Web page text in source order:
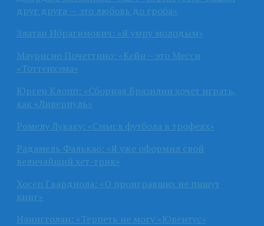
друг друга — это любовь до гроба»
Златан Ибрагимович: «Я умру молодым»
Маурисио Почеттино: «Кейн – это Месси
«Тоттенхэма»
Юрген Клопп: «Сборная Бразилии хочет играть,
как «Ливерпуль»
Ромелу Лукаку: «Смысл футбола в трофеях»
Радамель Фалькао: «Я уже оформил свой
величайший хет-трик»
Хосеп Гвардиола: «О проигравших не пишут
книг»
Наингголан: «Терпеть не могу «Ювентус»